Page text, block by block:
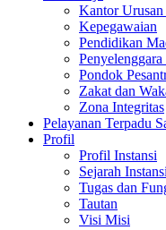
Kantor Urusan
Kepegawaian
Pendidikan
Pondok
Zakat dan
Zona Integritas
Pelayanan Terpadu
Profil
Profil Instansi
Sejarah
Tugas dan
Tautan
Visi Misi